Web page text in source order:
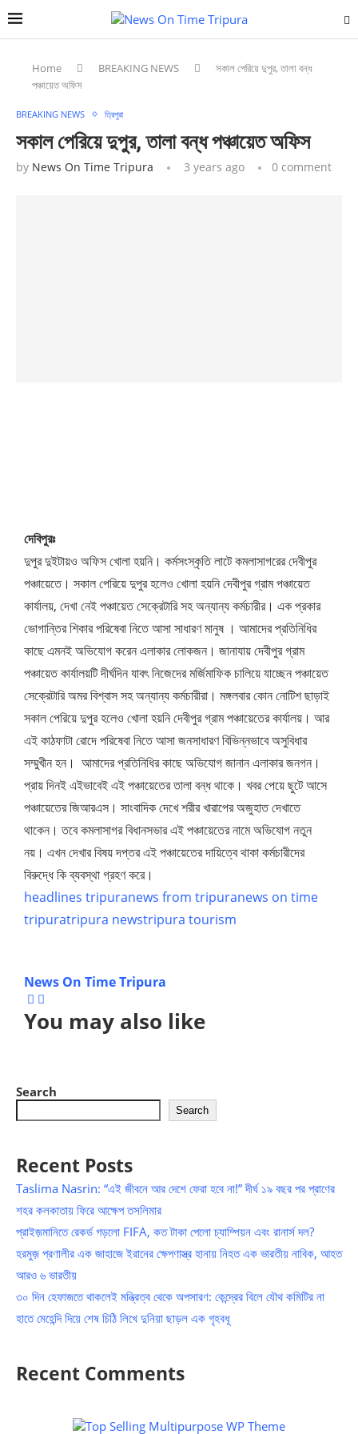
Home BREAKING NEWS
সকাল পেরিয়ে দুপুর, তালা বন্ধ
পঞ্চায়েত অফিস
BREAKING NEWS ত্রিপুরা
সকাল পেরিয়ে দুপুর, তালা বন্ধ পঞ্চায়েত অফিস
by News On Time Tripura 3 years ago 0 comment
দেবিপুরঃ
দুপুর দুইটায়ও অফিস খোলা হয়নি। কর্মসংস্কৃতি লাটে কমলাসাগরের দেবীপুর
পঞ্চায়েতে। সকাল পেরিয়ে দুপুর হলেও খোলা হয়নি দেবীপুর গ্রাম পঞ্চায়েত
কার্যালয়, দেখা নেই পঞ্চায়েত সেক্রেটারি সহ অন্যান্য কর্মচারীর। এক প্রকার
ভোগান্তির শিকার পরিষেবা নিতে আসা সাধারণ মানুষ । আমাদের প্রতিনিধির
কাছে এমনই অভিযোগ করেন এলাকার লোকজন। জানাযায় দেবীপুর গ্রাম
পঞ্চায়েত কার্যালয়টি দীর্ঘদিন যাবৎ নিজেদের মর্জিমাফিক চালিয়ে যাচ্ছেন পঞ্চায়েত
সেক্রেটারি অমর বিশ্বাস সহ অন্যান্য কর্মচারীরা। মঙ্গলবার কোন নোটিশ ছাড়াই
সকাল পেরিয়ে দুপুর হলেও খোলা হয়নি দেবীপুর গ্রাম পঞ্চায়েতের কার্যালয়। আর
এই কাঠফাটা রোদে পরিষেবা নিতে আসা জনসাধারণ বিভিন্নভাবে অসুবিধার
সম্মুখীন হন। আমাদের প্রতিনিধির কাছে অভিযোগ জানান এলাকার জনগন।
প্রায় দিনই এইভাবেই এই পঞ্চায়েতের তালা বন্ধ থাকে। খবর পেয়ে ছুটে আসে
পঞ্চায়েতের জিআরএস। সাংবাদিক দেখে শরীর খারাপের অজুহাত দেখাতে
থাকেন। তবে কমলাসাগর বিধানসভার এই পঞ্চায়েতের নামে অভিযোগ নতুন
নয়। এখন দেখার বিষয় দপ্তর এই পঞ্চায়েতের দায়িত্বে থাকা কর্মচারীদের
বিরুদ্ধে কি ব্যবস্থা গ্রহণ করে।
headlines tripuranews from tripuranews on time
tripuratripura newstripura tourism
News On Time Tripura
You may also like
Search
Search
Recent Posts
Taslima Nasrin: “এই জীবনে আর দেশে ফেরা হবে না!” দীর্ঘ ১৯ বছর পর প্রাণের
শহর কলকাতায় ফিরে আক্ষেপ তসলিমার
প্রাইজ়মানিতে রেকর্ড গড়লো FIFA, কত টাকা পেলো চ্যাম্পিয়ন এবং রানার্স দল?
হরমুজ় প্রণালীর এক জাহাজে ইরানের ক্ষেপণাস্ত্র হানায় নিহত এক ভারতীয় নাবিক, আহত
আরও ৬ ভারতীয়
৩০ দিন হেফাজতে থাকলেই মন্ত্রিত্ব থেকে অপসারণ: কেন্দ্রের বিলে যৌথ কমিটির না
হাতে মেহেন্দি দিয়ে শেষ চিঠি লিখে দুনিয়া ছাড়ল এক গৃহবধূ
Recent Comments